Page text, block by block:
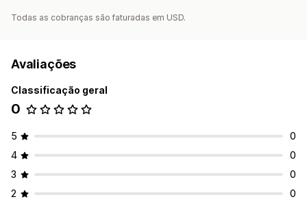
Todas as cobranças são faturadas em USD.
Avaliações
Classificação geral
0
5
0
4
0
3
0
2
0